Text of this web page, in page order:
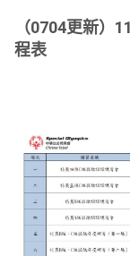
（0704更新）
程表